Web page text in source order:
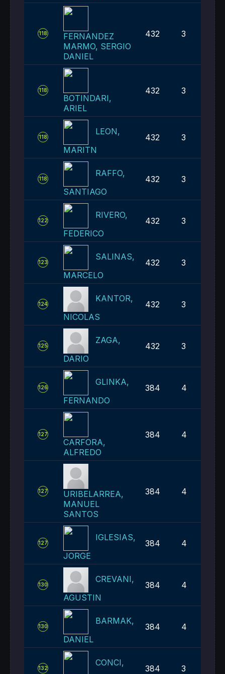
118
FERNANDEZ
MARMO, SERGIO
DANIEL
432 3
118
BOTINDARI,
ARIEL
432 3
118
LEON,
MARITN
432 3
118
RAFFO,
SANTIAGO
432 3
122
RIVERO,
FEDERICO
432 3
123
SALINAS,
MARCELO
432 3
124
KANTOR,
NICOLAS
432 3
125
ZAGA,
DARIO
432 3
126
GLINKA,
FERNANDO
384 4
127
CARFORA,
ALFREDO
384 4
127
URIBELARREA,
MANUEL
SANTOS
384 4
127
IGLESIAS,
JORGE
384 4
130
CREVANI,
AGUSTIN
384 4
130
BARMAK,
DANIEL
384 4
132
CONCI,
384 3